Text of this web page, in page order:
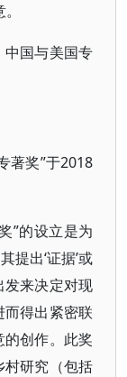
国与美国专
著奖”于2018
”的设立是为
提出‘证据’或
来决定对现
得出紧密联
创作。此奖
研究（包括